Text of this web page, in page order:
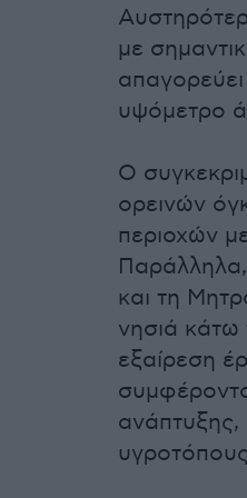
με
υψόμετρο
Ο
ορεινών
περιοχών
Παράλληλα,
και τη
νησιά κάτω
εξαίρεση